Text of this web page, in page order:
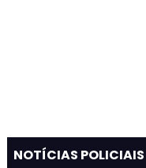
NOTÍCIAS POLICIAIS